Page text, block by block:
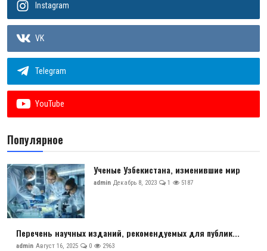
Instagram
VK
Telegram
YouTube
Популярное
Ученые Узбекистана, изменившие мир
admin Декабрь 8, 2023 1 5187
Перечень научных изданий, рекомендуемых для публик...
admin Август 16, 2025 0 2963